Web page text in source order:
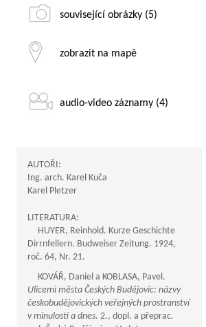
související obrázky (5)
zobrazit na mapě
audio-video záznamy (4)
AUTOŘI:
Ing. arch. Karel Kuča
Karel Pletzer
LITERATURA:
HUYER, Reinhold. Kurze Geschichte
Dirrnfellern. Budweiser Zeitung. 1924,
roč. 64, Nr. 21.
KOVÁŘ, Daniel a KOBLASA, Pavel.
Ulicemi města Českých Budějovic: názvy
českobudějovických veřejných prostranství
v minulosti a dnes. 2., dopl. a přeprac.